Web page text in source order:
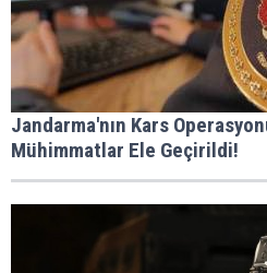
Jandarma'nın Kars
Mühimmatlar Ele Geçirildi!